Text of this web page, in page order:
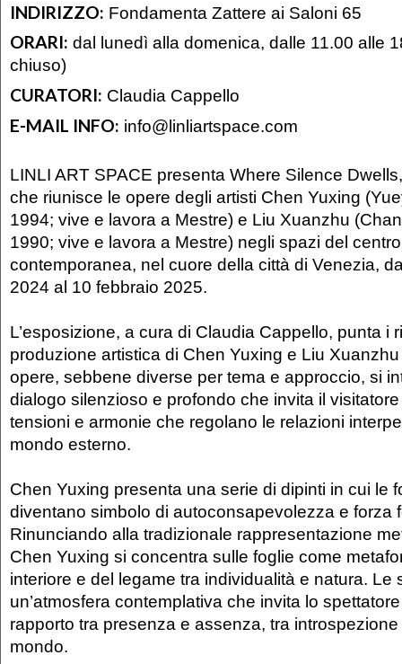
INDIRIZZO: Fondamenta Zattere ai Saloni 65
ORARI: dal lunedì alla domenica, dalle 11.00 alle
chiuso)
CURATORI: Claudia Cappello
E-MAIL INFO: info@linliartspace.com
LINLI ART SPACE presenta Where Silence
che riunisce le opere degli artisti Chen Yuxing
1994; vive e lavora a Mestre) e Liu Xuanzhu
1990; vive e lavora a Mestre) negli spazi del
contemporanea, nel cuore della città di Venezia,
2024 al 10 febbraio 2025.
L’esposizione, a cura di Claudia Cappello, punta i
produzione artistica di Chen Yuxing e Liu
opere, sebbene diverse per tema e approccio, si
dialogo silenzioso e profondo che invita il
tensioni e armonie che regolano le relazioni
mondo esterno.
Chen Yuxing presenta una serie di dipinti in cui le
diventano simbolo di autoconsapevolezza e forza
Rinunciando alla tradizionale rappresentazione
Chen Yuxing si concentra sulle foglie come
interiore e del legame tra individualità e natura. Le
un’atmosfera contemplativa che invita lo
rapporto tra presenza e assenza, tra
mondo.